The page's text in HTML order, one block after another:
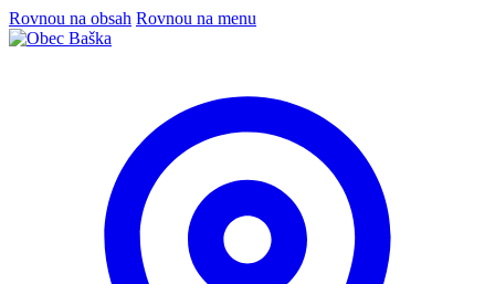
Rovnou na obsah Rovnou na menu